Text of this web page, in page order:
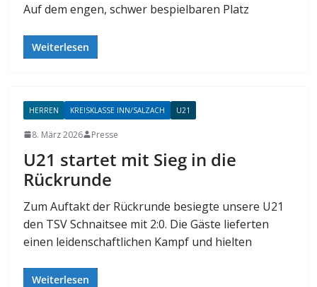
Auf dem engen, schwer bespielbaren Platz
Weiterlesen
HERREN KREISKLASSE INN/SALZACH U21
8. März 2026 Presse
U21 startet mit Sieg in die
Rückrunde
Zum Auftakt der Rückrunde besiegte unsere U21
den TSV Schnaitsee mit 2:0. Die Gäste lieferten
einen leidenschaftlichen Kampf und hielten
Weiterlesen